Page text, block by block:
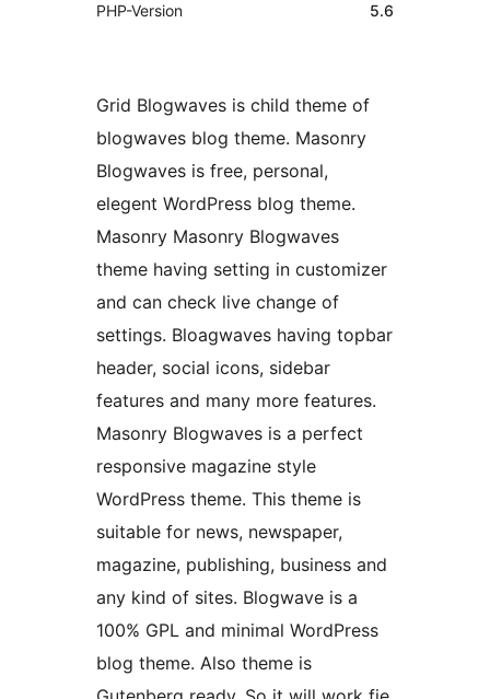
PHP-Version
5.6
Grid Blogwaves is child theme of
blogwaves blog theme. Masonry
Blogwaves is free, personal,
elegent WordPress blog theme.
Masonry Masonry Blogwaves
theme having setting in customizer
and can check live change of
settings. Bloagwaves having topbar
header, social icons, sidebar
features and many more features.
Masonry Blogwaves is a perfect
responsive magazine style
WordPress theme. This theme is
suitable for news, newspaper,
magazine, publishing, business and
any kind of sites. Blogwave is a
100% GPL and minimal WordPress
blog theme. Also theme is